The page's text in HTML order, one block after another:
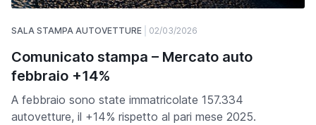
SALA STAMPA AUTOVETTURE 02/03/2026
Comunicato stampa – Mercato auto
febbraio +14%
A febbraio sono state immatricolate 157.334
autovetture, il +14% rispetto al pari mese 2025.